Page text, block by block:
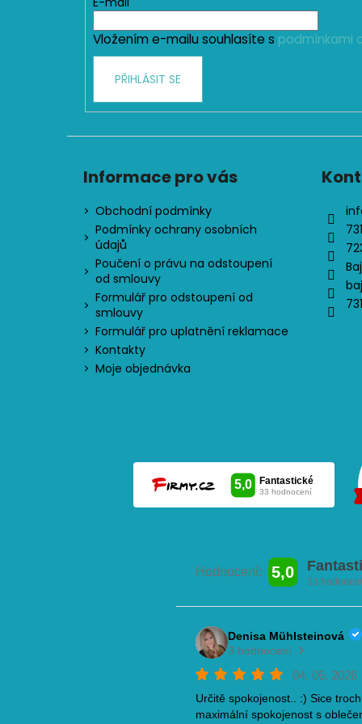
Vložením e-mailu souhlasíte s podmínkami
PŘIHLÁSIT SE
Informace pro vás
Obchodní podmínky
Podmínky ochrany osobních
údajů
Poučení o právu na odstoupení
od smlouvy
Formulář pro odstoupení od
smlouvy
Formulář pro uplatnění reklamace
Kontakty
Moje objednávka